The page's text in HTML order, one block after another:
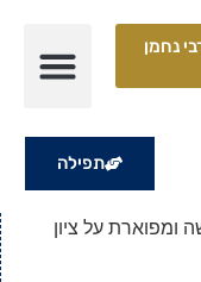
נחמן
תפילה
ומפוארת על ציון